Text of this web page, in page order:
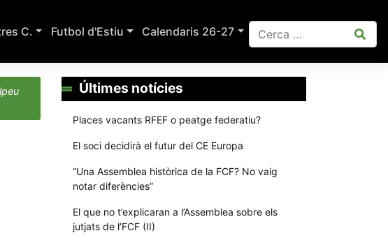
C. Futbol d'Estiu Calendaris 26-27
Últimes notícies
Places vacants RFEF o peatge federatiu?
El soci decidirà el futur del CE Europa
“Una Assemblea històrica de la FCF? No vaig
notar diferències”
El que no t’explicaran a l’Assemblea sobre els
jutjats de l’FCF (II)